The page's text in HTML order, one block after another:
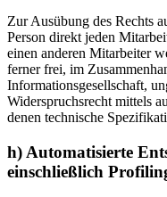
Zur Ausübung des Rechts
Person direkt jeden
einen anderen Mitarbeiter
ferner frei, im
Informationsgesellschaft,
Widerspruchsrecht mittels
denen technische
h) Automatisierte
einschließlich